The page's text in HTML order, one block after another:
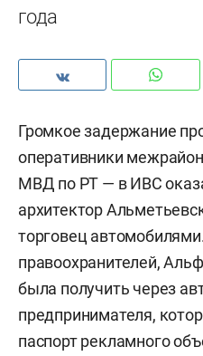
года
Громкое задержание
оперативники
МВД по РТ — в ИВС
архитектор
торговец
правоохранителей,
была получить через
предпринимателя,
паспорт рекламного